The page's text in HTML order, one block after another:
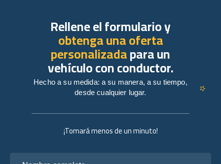
¡Tomará menos de un minuto!
Rellene el formulario y
obtenga una oferta
personalizadapara un
vehículo con conductor.
Hecho a su medida: a su manera, a su tiempo,
desde cualquier lugar.